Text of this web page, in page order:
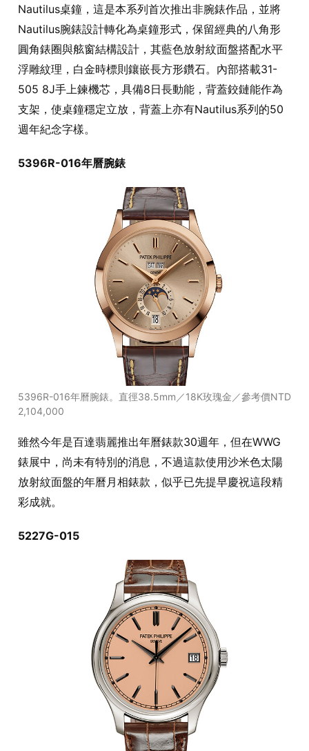
Nautilus桌鐘，這是本系列首次推出非腕錶作品，並將
Nautilus腕錶設計轉化為桌鐘形式，保留經典的八角形
圓角錶圈與舷窗結構設計，其藍色放射紋面盤搭配水平
浮雕紋理，白金時標則鑲嵌長方形鑽石。內部搭載31-
505 8J手上鍊機芯，具備8日長動能，背蓋鉸鏈能作為
支架，使桌鐘穩定立放，背蓋上亦有Nautilus系列的50
週年紀念字樣。
5396R-016年曆腕錶
5396R-016年曆腕錶。直徑38.5mm／18K玫瑰金／參考價NTD
2,104,000
雖然今年是百達翡麗推出年曆錶款30週年，但在WWG
錶展中，尚未有特別的消息，不過這款使用沙米色太陽
放射紋面盤的年曆月相錶款，似乎已先提早慶祝這段精
彩成就。
5227G-015